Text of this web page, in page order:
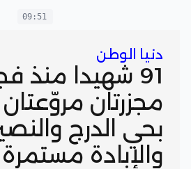
09:51
دنيا الوطن
91 شهيداً منذ
مجزرتان مروّعتان
بحي الدرج
والإبادة مستمرة